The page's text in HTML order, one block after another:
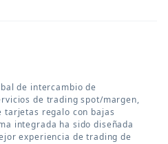
de intercambio de
de trading spot/margen,
tarjetas regalo con bajas
integrada ha sido diseñada
experiencia de trading de